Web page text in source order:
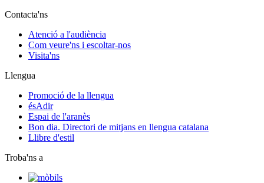
Contacta'ns
Atenció a l'audiència
Com veure'ns i escoltar-nos
Visita'ns
Llengua
Promoció de la llengua
ésAdir
Espai de l'aranès
Bon dia. Directori de mitjans en llengua catalana
Llibre d'estil
Troba'ns a